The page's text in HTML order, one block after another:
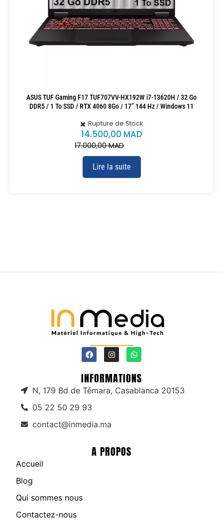
Rupture de Stock
ASUS TUF Gaming F17 TUF707VV-HX192W i7-13620H / 32 Go
DDR5 / 1 To SSD / RTX 4060 8Go / 17” 144 Hz / Windows 11
17.000,00MAD
14.500,00 MAD
Lire la suite
INFORMATIONS
N, 179 Bd de Témara, Casablanca 20153
05 22 50 29 93
contact@inmedia.ma
A PROPOS
Accueil
Blog
Qui sommes nous
Contactez-nous